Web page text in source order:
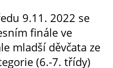
9.11. 2022 se
finále ve
mladší děvčata ze
(6.-7. třídy)